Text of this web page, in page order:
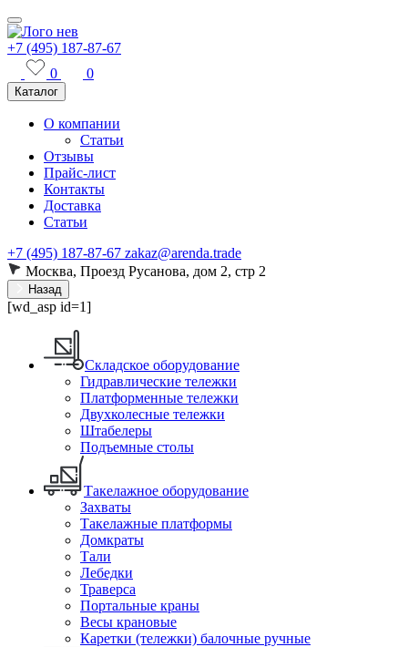
+7 (495) 187-87-67
0
0
Каталог
О компании
Статьи
Отзывы
Прайс-лист
Контакты
Доставка
Статьи
+7 (495) 187-87-67 zakaz@arenda.trade
Москва, Проезд Русанова, дом 2, стр 2
Назад
[wd_asp id=1]
Складское оборудование
Гидравлические тележки
Платформенные тележки
Двухколесные тележки
Штабелеры
Подъемные столы
Такелажное оборудование
Захваты
Такелажные платформы
Домкраты
Тали
Лебедки
Траверса
Портальные краны
Весы крановые
Каретки (тележки) балочные ручные